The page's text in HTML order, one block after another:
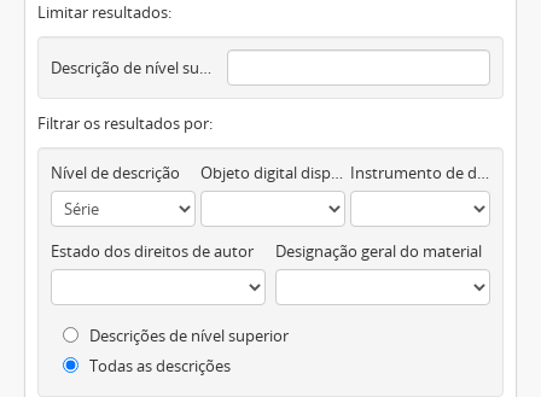
Limitar resultados:
Descrição de nível superior
Filtrar os resultados por:
Nível de descrição Objeto digital disponível Instrumento de descrição documental
Estado dos direitos de autor Designação geral do material
Descrições de nível superior
Todas as descrições